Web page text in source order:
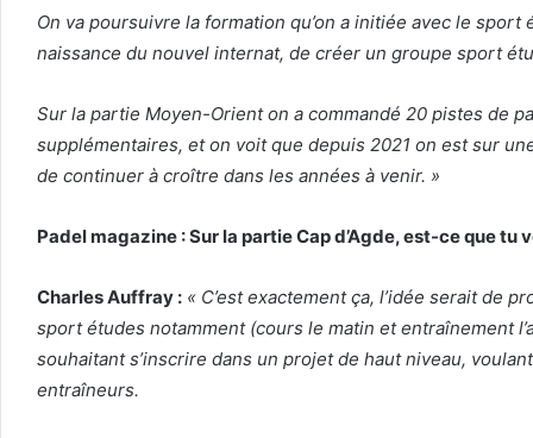
On va poursuivre la formation qu’on a initiée avec le sport
naissance du nouvel internat, de créer un groupe sport
Sur la partie Moyen-Orient on a commandé 20 pistes de
supplémentaires, et on voit que depuis 2021 on est sur
de continuer à croître dans les années à venir. »
Padel magazine : Sur la partie Cap d’Agde, est-ce que
Charles Auffray : « C’est exactement ça, l’idée serait de
sport études notamment (cours le matin et entraînement
souhaitant s’inscrire dans un projet de haut niveau,
entraîneurs.